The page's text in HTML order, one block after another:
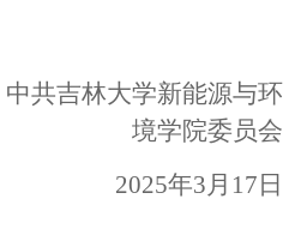
学新能源与环
境学院委员会
年3月17日